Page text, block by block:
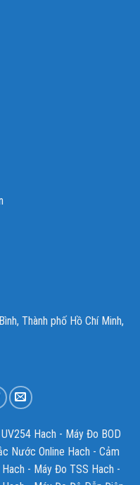
Thành phố Hồ Chí Minh,
Hach - Máy Đo BOD
Nước Online Hach - Cảm
- Máy Đo TSS Hach -